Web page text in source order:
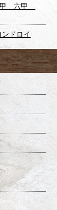
甲 六甲
ドロイ